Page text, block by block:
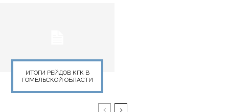
ИТОГИ РЕЙДОВ КГК В
ГОМЕЛЬСКОЙ ОБЛАСТИ